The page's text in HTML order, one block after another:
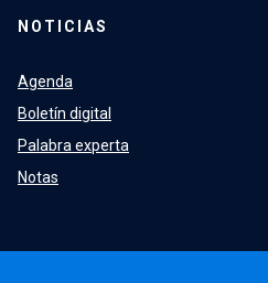
NOTICIAS
Agenda
Boletín digital
Palabra experta
Notas